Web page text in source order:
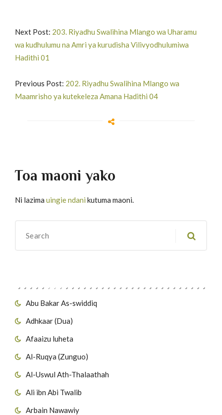
Abu Bakar As-swiddiq
Adhkaar (Dua)
Afaaizu luheta
Al-Ruqya (Zunguo)
Al-Uswul Ath-Thalaathah
Ali ibn Abi Twalib
Arbain Nawawiy
Next Post: 203. Riyadhu Swalihina Mlango wa Uharamu
wa kudhulumu na Amri ya kurudisha Vilivyodhulumiwa
Hadithi 01
Previous Post: 202. Riyadhu Swalihina Mlango wa
Maamrisho ya kutekeleza Amana Hadithi 04
Toa maoni yako
Ni lazima uingie ndani kutuma maoni.